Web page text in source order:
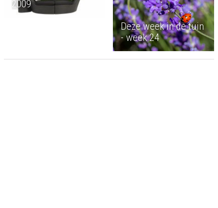
2009
Deze week in de tuin
- week 24